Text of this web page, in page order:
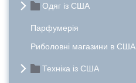
Одяг із США
Парфумерія
Риболовні магазини в США
Техніка із США